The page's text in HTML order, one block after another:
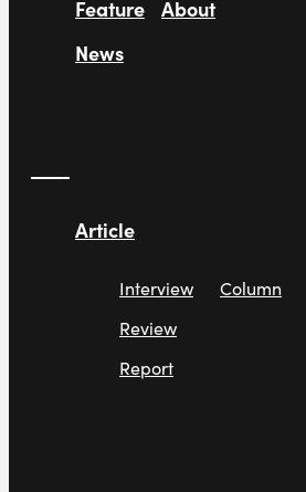
Feature
News
About
Article
Interview
Review
Report
Column